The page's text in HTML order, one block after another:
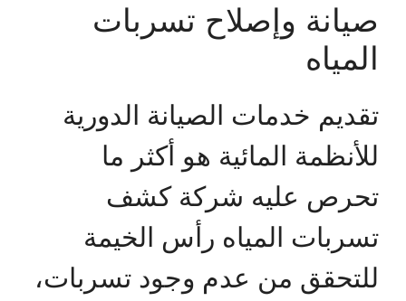
صيانة وإصلاح تسربات
المياه
تقديم خدمات الصيانة الدورية
للأنظمة المائية هو أكثر ما
تحرص عليه شركة كشف
تسربات المياه رأس الخيمة
للتحقق من عدم وجود تسربات،